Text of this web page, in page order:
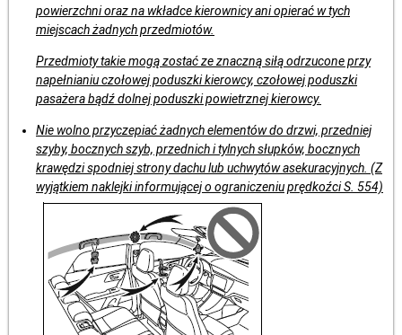
powierzchni oraz na wkładce kierownicy ani opierać w tych
miejscach żadnych przedmiotów.
Przedmioty takie mogą zostać ze znaczną siłą odrzucone przy
napełnianiu czołowej poduszki kierowcy, czołowej poduszki
pasażera bądź dolnej poduszki powietrznej kierowcy.
Nie wolno przyczepiać żadnych elementów do drzwi, przedniej
szyby, bocznych szyb, przednich i tylnych słupków, bocznych
krawędzi spodniej strony dachu lub uchwytów asekuracyjnych. (Z
wyjątkiem naklejki informującej o ograniczeniuprędkoźci S. 554)